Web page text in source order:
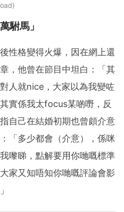
駙馬」
性格變得火爆，因在網上還
，他曾在節目中坦白：「其
人就nice，大家以為我變咗
實係我太focus某啲嘢，反
自己在結婚初期也曾頗介意
「多少都會（介意），係咪
嚟睇，點解要用你哋嘅標準
家又知唔知你哋嘅評論會影